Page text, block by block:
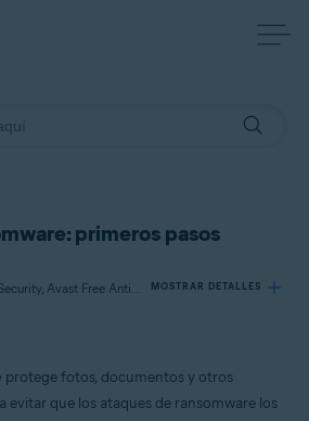
primeros pasos
Se aplica a Avast Premium Security, Avast Free Antivirus MOSTRAR DETALLES
protege fotos, documentos y otros
evitar que los ataques de ransomware los